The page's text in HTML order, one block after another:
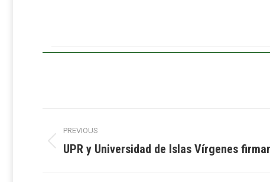
Post
navigation
PREVIOUS
Previous
UPR y Universidad de Islas Vírgenes